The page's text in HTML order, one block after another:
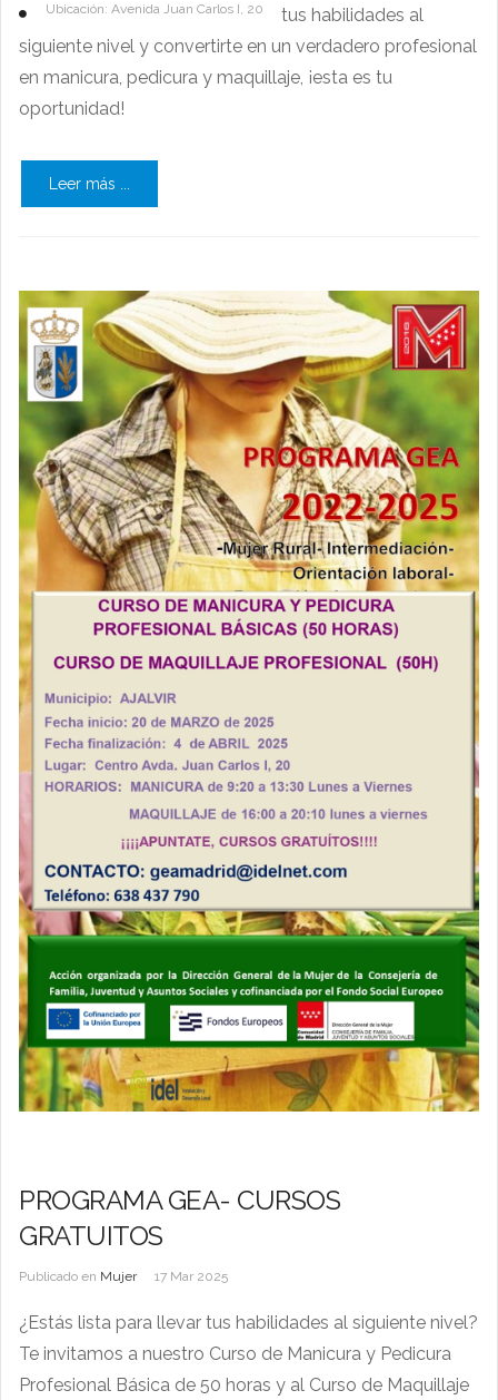
Ubicación: Avenida Juan Carlos I, 20
tus habilidades al
siguiente nivel y convertirte en un verdadero profesional
en manicura, pedicura y maquillaje, ¡esta es tu
oportunidad!
Leer más ...
PROGRAMA GEA- CURSOS
GRATUITOS
Publicado en Mujer 17 Mar 2025
¿Estás lista para llevar tus habilidades al siguiente nivel?
Te invitamos a nuestro Curso de Manicura y Pedicura
Profesional Básica de 50 horas y al Curso de Maquillaje